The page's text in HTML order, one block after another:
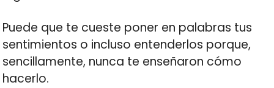
Puede que te cueste poner en palabras tus
sentimientos o incluso entenderlos porque,
sencillamente, nunca te enseñaron cómo
hacerlo.